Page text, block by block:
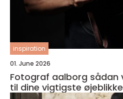
inspiration
01. June 2026
Fotograf aalborg sådan vælger du den rette
til dine vigtigste øjeblikke